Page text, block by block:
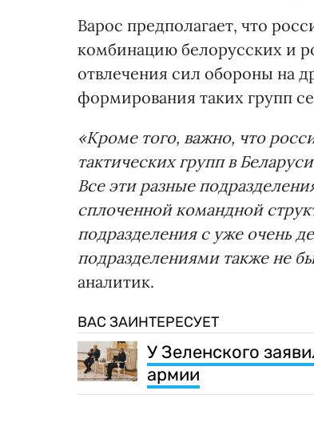
Варос предполагает, что
комбинацию белорусских и
отвлечения сил обороны на
формирования таких групп
«Кроме того, важно, что
тактических групп в
Все эти разные
сплоченной командной
подразделения с уже очень
подразделениями также не
аналитик.
ВАС ЗАИНТЕРЕСУЕТ
У Зеленского
армии